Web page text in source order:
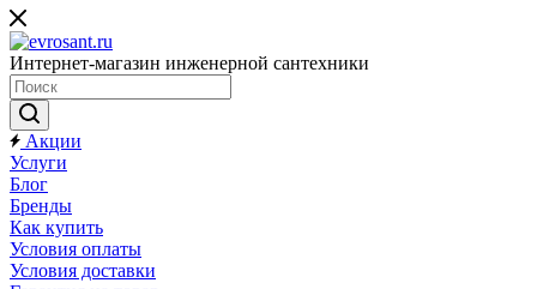
Интернет-магазин инженерной сантехники
Акции
Услуги
Блог
Бренды
Как купить
Условия оплаты
Условия доставки